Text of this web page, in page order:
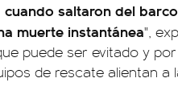
saltaron del
muerte instantánea",
puede ser evitado y
de rescate alientan a